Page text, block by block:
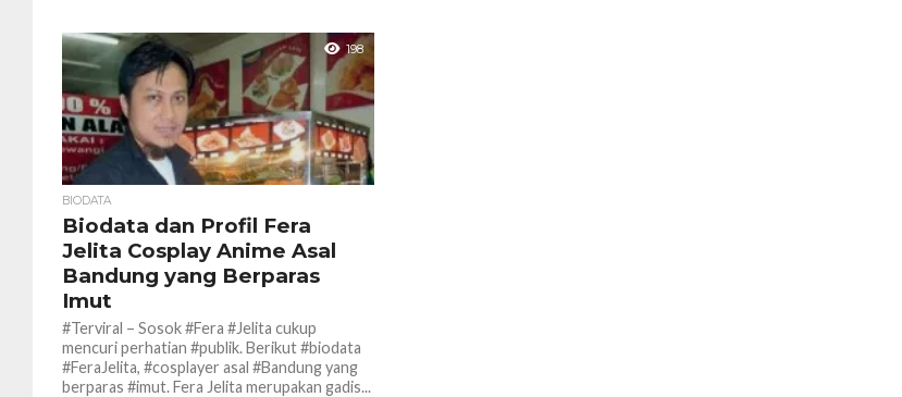
198
BIODATA
Biodata dan Profil Fera
Jelita Cosplay Anime Asal
Bandung yang Berparas
Imut
#Terviral – Sosok #Fera #Jelita cukup
mencuri perhatian #publik. Berikut #biodata
#FeraJelita, #cosplayer asal #Bandung yang
berparas #imut. Fera Jelita merupakan gadis...